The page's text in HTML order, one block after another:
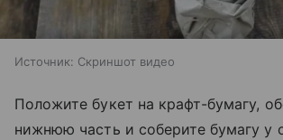
Источник: Скриншот видео
Положите букет на крафт-бумагу,
нижнюю часть и соберите бумагу у